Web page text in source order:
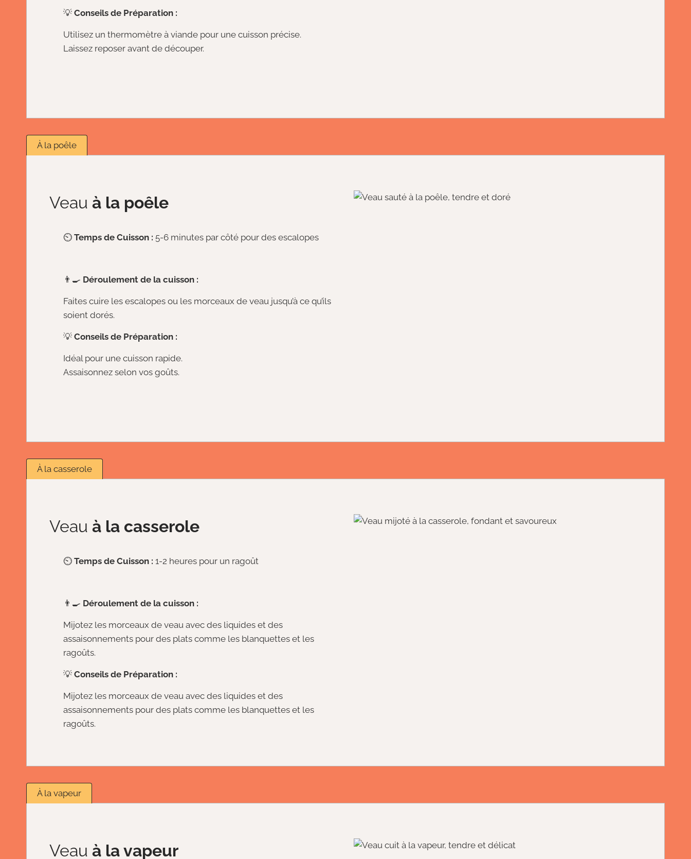
💡 Conseils de Préparation :
Utilisez un thermomètre à viande pour une cuisson précise.
Laissez reposer avant de découper.
À la poêle
Veau à la poêle
⏲️ Temps de Cuisson : 5-6 minutes par côté pour des escalopes
👨‍🍳 Déroulement de la cuisson :
Faites cuire les escalopes ou les morceaux de veau jusqu’à ce qu’ils
soient dorés.
💡 Conseils de Préparation :
Idéal pour une cuisson rapide.
Assaisonnez selon vos goûts.
À la casserole
Veau à la casserole
⏲️ Temps de Cuisson : 1-2 heures pour un ragoût
👨‍🍳 Déroulement de la cuisson :
Mijotez les morceaux de veau avec des liquides et des
assaisonnements pour des plats comme les blanquettes et les
ragoûts.
💡 Conseils de Préparation :
Mijotez les morceaux de veau avec des liquides et des
assaisonnements pour des plats comme les blanquettes et les
ragoûts.
À la vapeur
Veau à la vapeur